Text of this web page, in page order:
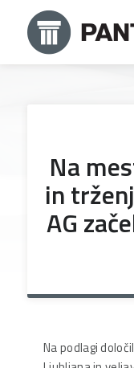
Na
in
AG
Na podlagi